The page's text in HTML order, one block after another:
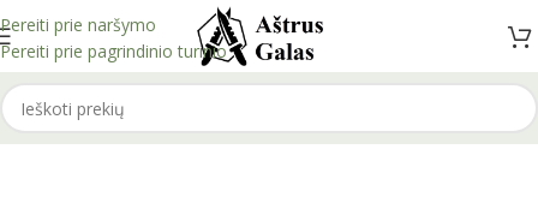
Pereiti prie naršymo
Pereiti prie pagrindinio turinio